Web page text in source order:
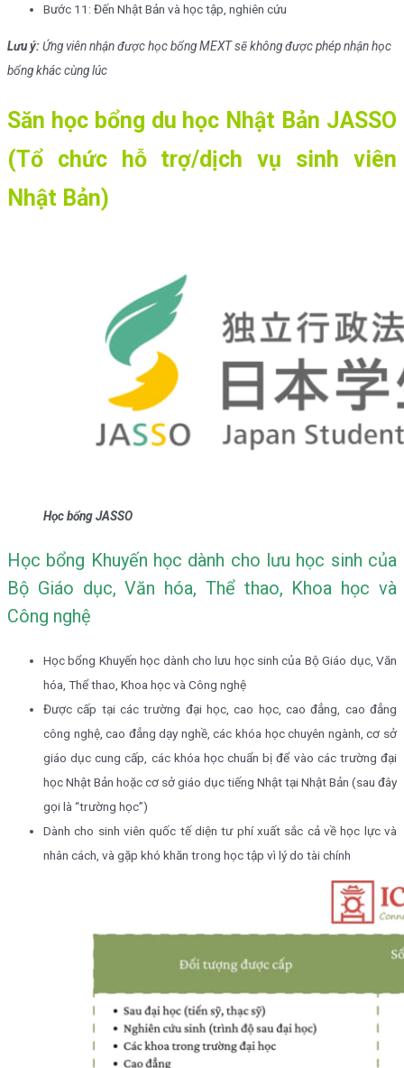
Bước 11: Đến Nhật Bản và học tập, nghiên cứu
Lưu ý:Ứng viên nhận được học bổng MEXT sẽ không được phép nhận học
bổng khác cùng lúc
Săn học bổng du học Nhật Bản JASSO
(Tổ chức hỗ trợ/dịch vụ sinh viên
Nhật Bản)
Học bổng JASSO
Học bổng Khuyến học dành cho lưu học sinh của
Bộ Giáo dục, Văn hóa, Thể thao, Khoa học và
Công nghệ
Học bổng Khuyến học dành cho lưu học sinh của Bộ Giáo dục, Văn
hóa, Thể thao, Khoa học và Công nghệ
Được cấp tại các trường đại học, cao học, cao đẳng, cao đẳng
công nghệ, cao đẳng dạy nghề, các khóa học chuyên ngành, cơ sở
giáo dục cung cấp, các khóa học chuẩn bị để vào các trường đại
học Nhật Bản hoặc cơ sở giáo dục tiếng Nhật tại Nhật Bản (sau đây
gọi là “trường học”)
Dành cho sinh viên quốc tế diện tư phí xuất sắc cả về học lực và
nhân cách, và gặp khó khăn trong học tập vì lý do tài chính